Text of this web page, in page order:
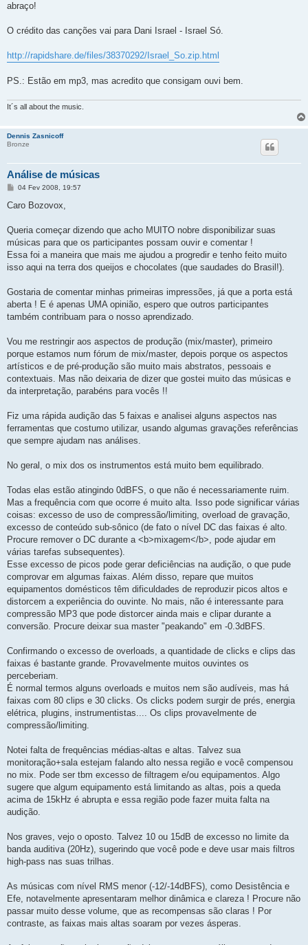
abraço!
O crédito das canções vai para Dani Israel - Israel Só.
http://rapidshare.de/files/38370292/Israel_So.zip.html
PS.: Estão em mp3, mas acredito que consigam ouvi bem.
It´s all about the music.
Dennis Zasnicoff
Bronze
Análise de músicas
M
n
g
m
04 Fev 2008, 19:57
Caro Bozovox,
Queria começar dizendo que acho MUITO nobre disponibilizar suas
músicas para que os participantes possam ouvir e comentar !
Essa foi a maneira que mais me ajudou a progredir e tenho feito muito
isso aqui na terra dos queijos e chocolates (que saudades do Brasil!).
Gostaria de comentar minhas primeiras impressões, já que a porta está
aberta ! E é apenas UMA opinião, espero que outros participantes
também contribuam para o nosso aprendizado.
Vou me restringir aos aspectos de produção (mix/master), primeiro
porque estamos num fórum de mix/master, depois porque os aspectos
artísticos e de pré-produção são muito mais abstratos, pessoais e
contextuais. Mas não deixaria de dizer que gostei muito das músicas e
da interpretação, parabéns para vocês !!
Fiz uma rápida audição das 5 faixas e analisei alguns aspectos nas
ferramentas que costumo utilizar, usando algumas gravações referências
que sempre ajudam nas análises.
No geral, o mix dos os instrumentos está muito bem equilibrado.
Todas elas estão atingindo 0dBFS, o que não é necessariamente ruim.
Mas a frequência com que ocorre é muito alta. Isso pode significar várias
coisas: excesso de uso de compressão/limiting, overload de gravação,
excesso de conteúdo sub-sônico (de fato o nível DC das faixas é alto.
Procure remover o DC durante a <b>mixagem</b>, pode ajudar em
várias tarefas subsequentes).
Esse excesso de picos pode gerar deficiências na audição, o que pude
comprovar em algumas faixas. Além disso, repare que muitos
equipamentos domésticos têm dificuldades de reproduzir picos altos e
distorcem a experiência do ouvinte. No mais, não é interessante para
compressão MP3 que pode distorcer ainda mais e clipar durante a
conversão. Procure deixar sua master "peakando" em -0.3dBFS.
Confirmando o excesso de overloads, a quantidade de clicks e clips das
faixas é bastante grande. Provavelmente muitos ouvintes os
perceberiam.
É normal termos alguns overloads e muitos nem são audíveis, mas há
faixas com 80 clips e 30 clicks. Os clicks podem surgir de prés, energia
elétrica, plugins, instrumentistas.... Os clips provavelmente de
compressão/limiting.
Notei falta de frequências médias-altas e altas. Talvez sua
monitoração+sala estejam falando alto nessa região e você compensou
no mix. Pode ser tbm excesso de filtragem e/ou equipamentos. Algo
sugere que algum equipamento está limitando as altas, pois a queda
acima de 15kHz é abrupta e essa região pode fazer muita falta na
audição.
Nos graves, vejo o oposto. Talvez 10 ou 15dB de excesso no limite da
banda auditiva (20Hz), sugerindo que você pode e deve usar mais filtros
high-pass nas suas trilhas.
As músicas com nível RMS menor (-12/-14dBFS), como Desistência e
Efe, notavelmente apresentaram melhor dinâmica e clareza ! Procure não
passar muito desse volume, que as recompensas são claras ! Por
contraste, as faixas mais altas soaram por vezes ásperas.